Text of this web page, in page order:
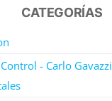
CATEGORÍAS
- Carlo Gavazzi